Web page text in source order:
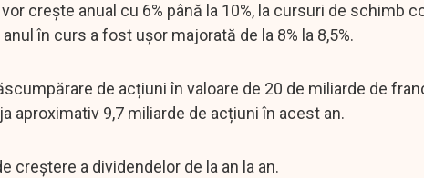
crește anual cu 6% până la 10%, la cursuri de schimb
în curs a fost ușor majorată de la 8% la 8,5%.
de acțiuni în valoare de 20 de miliarde de
aproximativ 9,7 miliarde de acțiuni în acest an.
creștere a dividendelor de la an la an.